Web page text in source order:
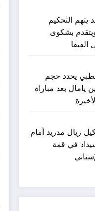
يتهم التحكيم
بشكوى
يحدد حجم
يامال بعد مباراة
ريال مدريد أمام
في قمة